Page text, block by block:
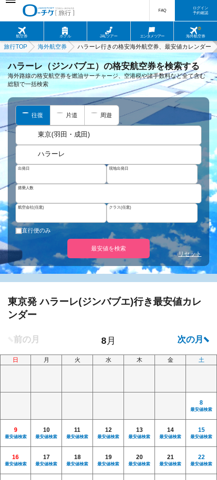
航空券 ホテル JALツアー エンタメツアー 海外航空券
FAQ
ログイン
予約確認
旅行TOP 海外航空券 ハラーレ行きの格安海外航空券、最安値カレンダー
ハラーレ（ジンバブエ）の格安航空券を検索する
海外路線の格安航空券を燃油サーチャージ、空港税や諸手数料など全て含む
総額で一括検索
往復 片道 周遊
東京(羽田・成田)
ハラーレ
出発日 現地出発日
搭乗人数
航空会社(任意) クラス(任意)
直行便のみ
最安値を検索
リセット
東京発 ハラーレ(ジンバブエ)行き最安値カレ
ンダー
日 月 火 水 木 金 土
8
最安値検索
9
最安値検索
10
最安値検索
11
最安値検索
12
最安値検索
13
最安値検索
14
最安値検索
15
最安値検索
16
最安値検索
17
最安値検索
18
最安値検索
19
最安値検索
20
最安値検索
21
最安値検索
22
最安値検索